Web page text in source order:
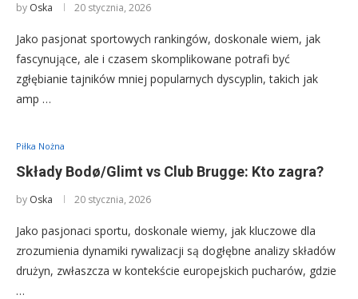
by Oska 20 stycznia, 2026
Jako pasjonat sportowych rankingów, doskonale wiem, jak
fascynujące, ale i czasem skomplikowane potrafi być
zgłębianie tajników mniej popularnych dyscyplin, takich jak
amp …
Piłka Nożna
Składy Bodø/Glimt vs Club Brugge: Kto zagra?
by Oska 20 stycznia, 2026
Jako pasjonaci sportu, doskonale wiemy, jak kluczowe dla
zrozumienia dynamiki rywalizacji są dogłębne analizy składów
drużyn, zwłaszcza w kontekście europejskich pucharów, gdzie
…